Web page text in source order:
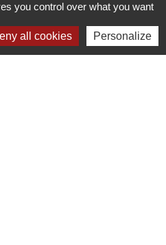
de Gennes
you control over what you want
all cookies Personalize